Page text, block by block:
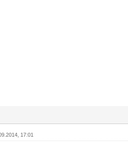
17:01